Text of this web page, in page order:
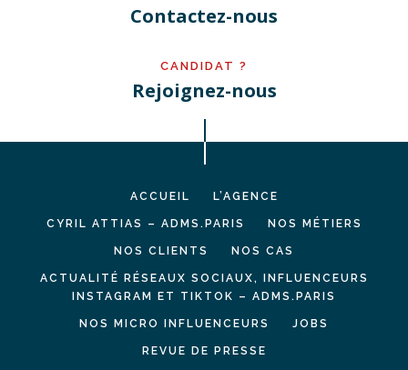
Contactez-nous
CANDIDAT ?
Rejoignez-nous
ACCUEIL L’AGENCE
CYRIL ATTIAS – ADMS.PARIS NOS MÉTIERS
NOS CLIENTS NOS CAS
ACTUALITÉ RÉSEAUX SOCIAUX, INFLUENCEURS
INSTAGRAM ET TIKTOK – ADMS.PARIS
NOS MICRO INFLUENCEURS JOBS
REVUE DE PRESSE